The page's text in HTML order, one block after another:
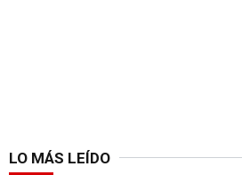
LO MÁS LEÍDO